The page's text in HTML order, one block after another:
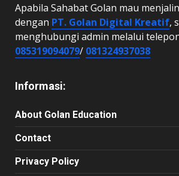
Apabila Sahabat Golan mau
dengan PT. Golan Digital Kreatif,
menghubungi admin melalui
085319094079/ 081324937038
Informasi:
About Golan Education
Contact
Privacy Policy